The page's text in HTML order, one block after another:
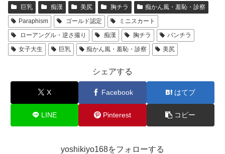
巨乳
痴漢 美尻 胸チラ
痴かん風・羞恥・診察
Paraphism
ゴールド認定
ミニスカート
ローアングル・逆さ撮り
痴漢 胸チラ
パンチラ
女子大生
巨乳 痴かん風・羞恥・診察 美尻
シェアする
X Facebook はてブ
LINE Pinterest コピー
yoshikiyo168をフォローする